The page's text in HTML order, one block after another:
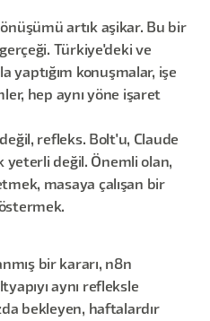
artık aşikar. Bu bir
Türkiye'deki ve
yaptığım konuşmalar, işe
hep aynı yöne işaret
refleks. Bolt'u, Claude
yeterli değil. Önemli olan,
masaya çalışan bir
bir kararı, n8n
aynı refleksle
bekleyen, haftalardır